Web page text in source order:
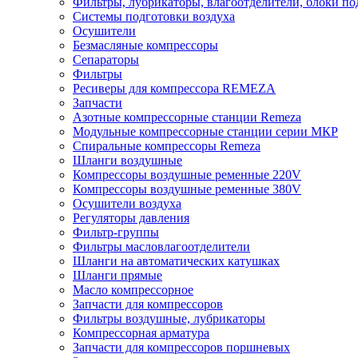
Системы подготовки воздуха
Осушители
Безмасляные компрессоры
Сепараторы
Фильтры
Ресиверы для компрессора REMEZA
Запчасти
Азотные компрессорные станции Remeza
Модульные компрессорные станции серии МКР
Спиральные компрессоры Remeza
Шланги воздушные
Компрессоры воздушные ременные 220V
Компрессоры воздушные ременные 380V
Осушители воздуха
Регуляторы давления
Фильтр-группы
Фильтры масловлагоотделители
Шланги на автоматических катушках
Шланги прямые
Масло компрессорное
Запчасти для компрессоров
Фильтры воздушные, лубрикаторы
Компрессорная арматура
Запчасти для компрессоров поршневых